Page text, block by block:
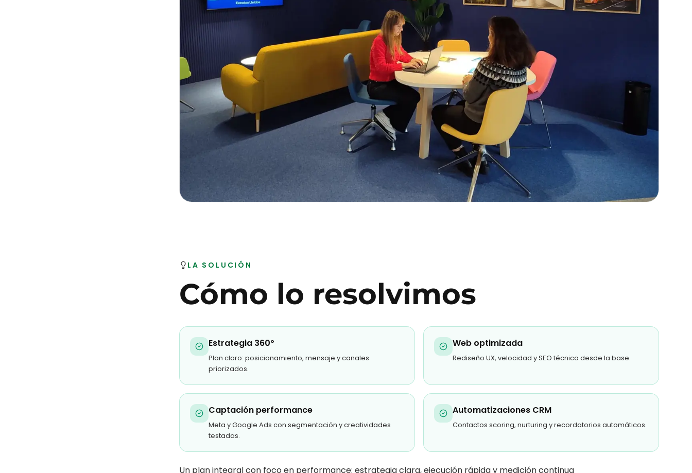
LA SOLUCIÓN
Cómo lo resolvimos
Estrategia 360º
Plan claro: posicionamiento, mensaje y canales
priorizados.
Web optimizada
Rediseño UX, velocidad y SEO técnico desde la base.
Captación performance
Meta y Google Ads con segmentación y creatividades
testadas.
Automatizaciones CRM
Contactos scoring, nurturing y recordatorios automáticos.
Un plan integral con foco en performance: estrategia clara, ejecución rápida y medición continua